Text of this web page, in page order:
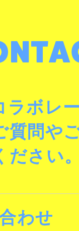
ラボレ
質問や
ださい
わせ